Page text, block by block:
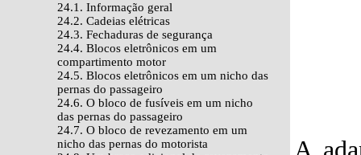
24.1. Informação geral
24.2. Cadeias elétricas
24.3. Fechaduras de segurança
24.4. Blocos eletrônicos em um
compartimento motor
24.5. Blocos eletrônicos em um nicho das
pernas do passageiro
24.6. O bloco de fusíveis em um nicho
das pernas do passageiro
24.7. O bloco de revezamento em um
nicho das pernas do motorista